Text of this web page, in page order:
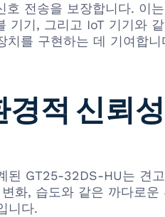
전송을 보장합니다. 이
기, 그리고 IoT 기기와
치를 구현하는 데 기여합니
적 신뢰성
된 GT25-32DS-HU는 견
화, 습도와 같은 까다로
니다.